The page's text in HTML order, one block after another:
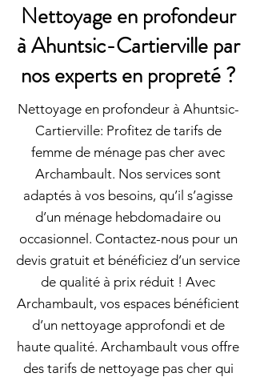
Nettoyage en profondeur
à Ahuntsic-Cartierville par
nos experts en propreté ?
Nettoyage en profondeur à Ahuntsic-
Cartierville: Profitez de tarifs de
femme de ménage pas cher avec
Archambault. Nos services sont
adaptés à vos besoins, qu’il s’agisse
d’un ménage hebdomadaire ou
occasionnel. Contactez-nous pour un
devis gratuit et bénéficiez d’un service
de qualité à prix réduit ! Avec
Archambault, vos espaces bénéficient
d’un nettoyage approfondi et de
haute qualité. Archambault vous offre
des tarifs de nettoyage pas cher qui